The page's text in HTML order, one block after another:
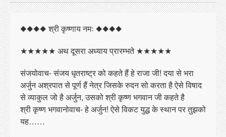
◆◆◆◆ श्री कृष्णाय नमः ◆◆◆◆
★★★★★ अथ दूसरा अध्याय प्रारम्भते ★★★★★
संजयोवाच- संजय धृतराष्ट्र को कहते हैं हे राजा जी! दया से भरा
अर्जुन अश्रपात से पूर्ण हैं नेत्र जिसके रुदन सो करता है ऐसे विषाद
से व्याकुल जो है अर्जुन, उसको श्री कृष्ण भगवान जी कहते है
श्री कृष्ण भगवानोवाच- हे अर्जुन! ऐसे विकट युद्ध के स्थान पर तुझको
यह……